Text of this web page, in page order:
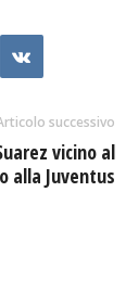
successivo
vicino al
alla Juventus